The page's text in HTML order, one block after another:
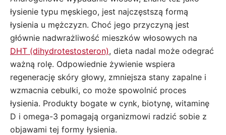
łysienie typu męskiego, jest najczęstszą formą
łysienia u mężczyzn. Choć jego przyczyną jest
głównie nadwrażliwość mieszków włosowych na
DHT (dihydrotestosteron), dieta nadal może odegrać
ważną rolę. Odpowiednie żywienie wspiera
regenerację skóry głowy, zmniejsza stany zapalne i
wzmacnia cebulki, co może spowolnić proces
łysienia. Produkty bogate w cynk, biotynę, witaminę
D i omega-3 pomagają organizmowi radzić sobie z
objawami tej formy łysienia.